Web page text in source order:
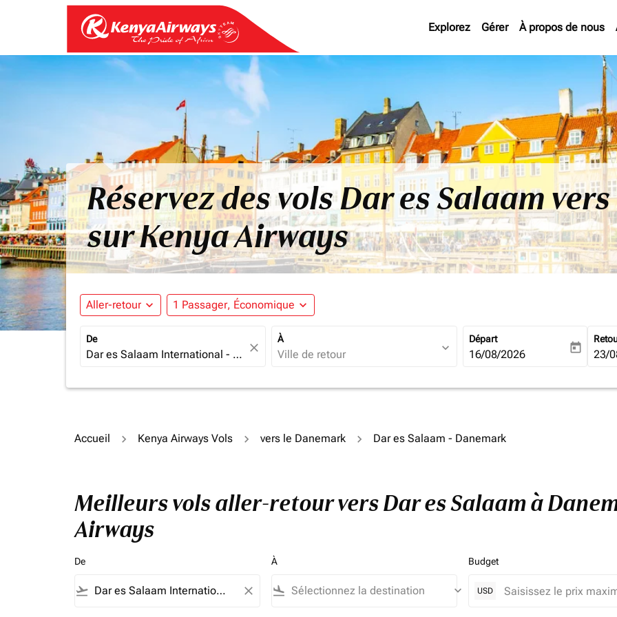
Explorez Gérer À propos de nous
Réservez des vols Dar es Salaam
sur Kenya Airways
Aller-retour expand_more 1 Passager, Économique expand_more
De
close
À
expand_more
Départ
fc-booking-departure-date-
16/08/2026 today fc-
23/
Accueil Kenya Airways Vols vers le Danemark Dar es Salaam - Danemark
Meilleurs vols aller-retour vers Dar es Salaam à
Airways
De
flight_takeoff close
À
flight_land keyboard_arrow_down
Budget
USD